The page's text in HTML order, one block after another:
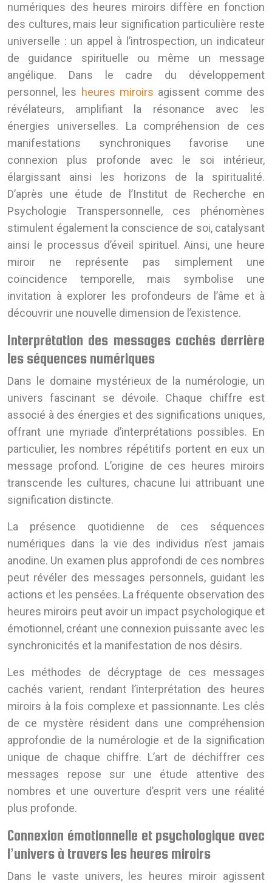
numériques des heures miroirs diffère en fonction
des cultures, mais leur signification particulière reste
universelle : un appel à l’introspection, un indicateur
de guidance spirituelle ou même un message
angélique. Dans le cadre du développement
personnel, les heures miroirs agissent comme des
révélateurs, amplifiant la résonance avec les
énergies universelles. La compréhension de ces
manifestations synchroniques favorise une
connexion plus profonde avec le soi intérieur,
élargissant ainsi les horizons de la spiritualité.
D’après une étude de l’Institut de Recherche en
Psychologie Transpersonnelle, ces phénomènes
stimulent également la conscience de soi, catalysant
ainsi le processus d’éveil spirituel. Ainsi, une heure
miroir ne représente pas simplement une
coïncidence temporelle, mais symbolise une
invitation à explorer les profondeurs de l’âme et à
découvrir une nouvelle dimension de l’existence.
Interprétation des messages cachés derrière
les séquences numériques
Dans le domaine mystérieux de la numérologie, un
univers fascinant se dévoile. Chaque chiffre est
associé à des énergies et des significations uniques,
offrant une myriade d’interprétations possibles. En
particulier, les nombres répétitifs portent en eux un
message profond. L’origine de ces heures miroirs
transcende les cultures, chacune lui attribuant une
signification distincte.
La présence quotidienne de ces séquences
numériques dans la vie des individus n’est jamais
anodine. Un examen plus approfondi de ces nombres
peut révéler des messages personnels, guidant les
actions et les pensées. La fréquente observation des
heures miroirs peut avoir un impact psychologique et
émotionnel, créant une connexion puissante avec les
synchronicités et la manifestation de nos désirs.
Les méthodes de décryptage de ces messages
cachés varient, rendant l’interprétation des heures
miroirs à la fois complexe et passionnante. Les clés
de ce mystère résident dans une compréhension
approfondie de la numérologie et de la signification
unique de chaque chiffre. L’art de déchiffrer ces
messages repose sur une étude attentive des
nombres et une ouverture d’esprit vers une réalité
plus profonde.
Connexion émotionnelle et psychologique avec
l’univers à travers les heures miroirs
Dans le vaste univers, les heures miroir agissent